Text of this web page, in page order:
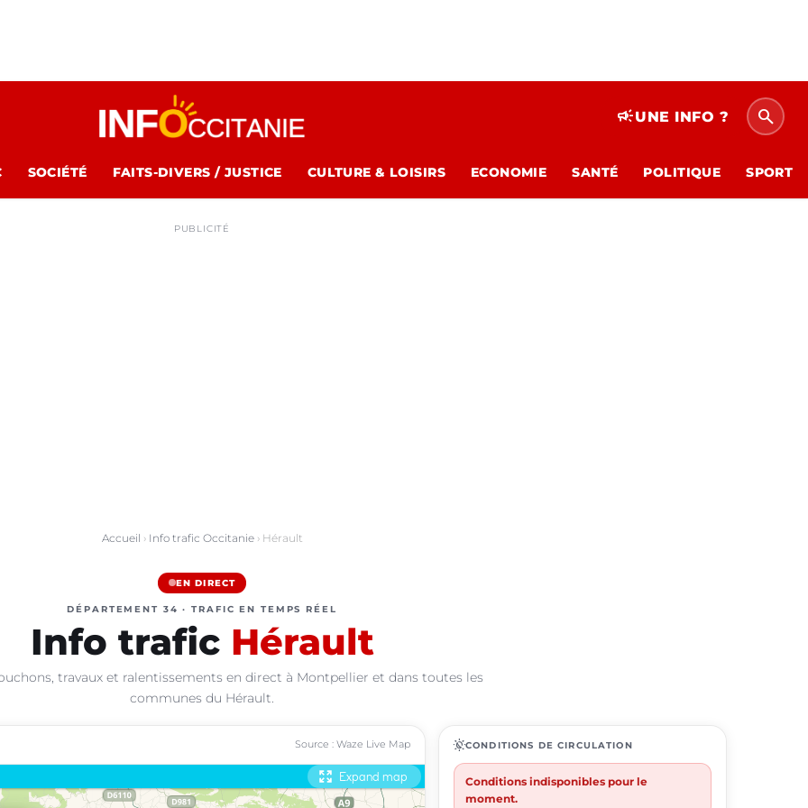
campaignUNE INFO ? search
SOCIÉTÉ FAITS-DIVERS / JUSTICE CULTURE & LOISIRS ECONOMIE SANTÉ POLITIQUE SPORT
PUBLICITÉ
Accueil › Info trafic Occitanie› Hérault
EN DIRECT
DÉPARTEMENT 34 · TRAFIC EN TEMPS RÉEL
Info trafic Hérault
travaux et ralentissements en direct à Montpellier et dans toutes les
communes du Hérault.
Source : Waze Live Map routineCONDITIONS DE CIRCULATION
Conditions indisponibles pour le
moment.